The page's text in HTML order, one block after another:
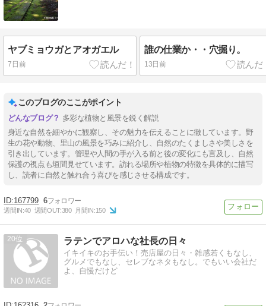
ヤブミョウガとアオガエル
7日前
誰の仕業か・・穴掘り。
13日前
このブログのここがポイント
多彩な植物と風景を鋭く解説
身近な自然を細やかに観察し、その魅力を伝えることに徹しています。野
生の花や動物、里山の風景を巧みに紹介し、自然のたくましさや美しさを
引き出しています。管理や人間の手が入る前と後の変化にも言及し、自然
保護の視点も垣間見せています。訪れる場所や植物の特徴を具体的に描写
し、読者に自然と触れ合う喜びを感じさせる構成です。
167799 6
週間IN:40 週間OUT:380 月間IN:150
20 ラテンでアロハな社長の日々
イキイキのお手伝い！売店屋の日々・雑感若くもなし、
グルメでもなし、セレブなネタもなし。でもいい会社だ
よ、自慢だけど